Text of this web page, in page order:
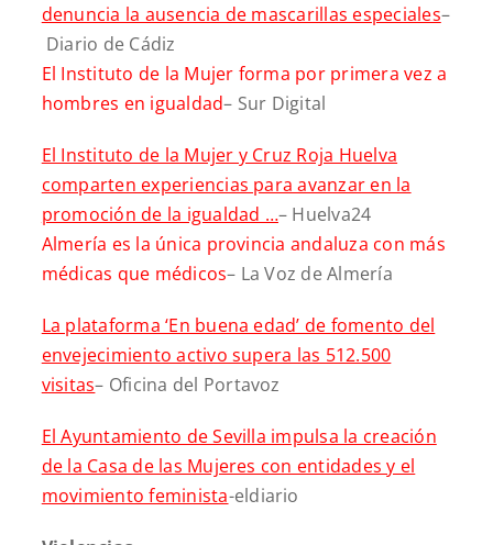
denuncia la ausencia de mascarillas especiales–
Diario de Cádiz
El Instituto de la Mujer forma por primera vez a
hombres en igualdad– Sur Digital
El Instituto de la Mujer y Cruz Roja Huelva
comparten experiencias para avanzar en la
promoción de la igualdad …– Huelva24
Almería es la única provincia andaluza con más
médicas que médicos– La Voz de Almería
La plataforma ‘En buena edad’ de fomento del
envejecimiento activo supera las 512.500
visitas– Oficina del Portavoz
El Ayuntamiento de Sevilla impulsa la creación
de la Casa de las Mujeres con entidades y el
movimiento feminista-eldiario